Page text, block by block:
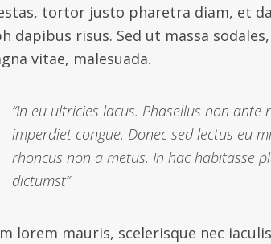
tortor justo pharetra diam, et
dapibus risus. Sed ut massa
vitae, malesuada.
“In eu ultricies lacus. Phasellus non ante
imperdiet congue. Donec sed lectus eu
rhoncus non a metus. In hac habitasse
dictumst”
lorem mauris, scelerisque nec